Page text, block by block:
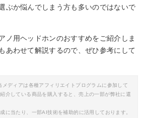
ぶか悩んでしまう方も多いのではないで
ノ用ヘッドホンのおすすめをご紹介しま
あわせて解説するので、ぜひ参考にして
ディアは各種アフィリエイトプログラムに参加して
介している商品を購入すると、売上の一部が弊社に還
に当たり、一部AI技術を補助的に活用しております。